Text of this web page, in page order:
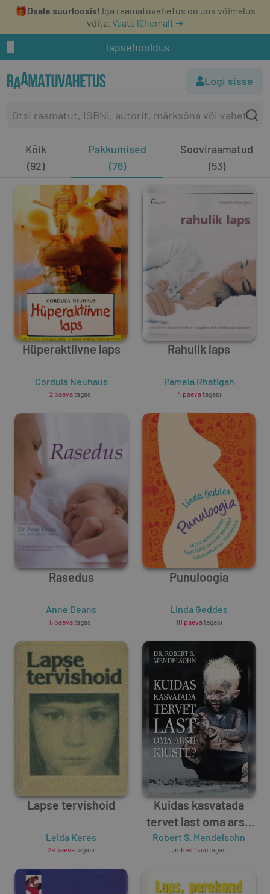
🎁Osale suurloosis! Iga raamatuvahetus on uus võimalus
võita. Vaata lähemalt ➔
lapsehooldus
Logi sisse
Kõik
(92)
Pakkumised
(76)
Sooviraamatud
(53)
Hüperaktiivne laps
Cordula Neuhaus
2 päevatagasi
Rahulik laps
Pamela Rhatigan
4 päevatagasi
Rasedus
Anne Deans
5 päevatagasi
Punuloogia
Linda Geddes
10 päevatagasi
Lapse tervishoid
Leida Keres
29 päevatagasi
Kuidas kasvatada
tervet last oma arsti
kiuste?
Robert S. Mendelsohn
Umbes 1 kuutagasi